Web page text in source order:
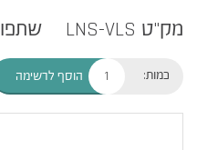
מק"ט LNS-VLS שתפו
כמות: הוסף לרשימה